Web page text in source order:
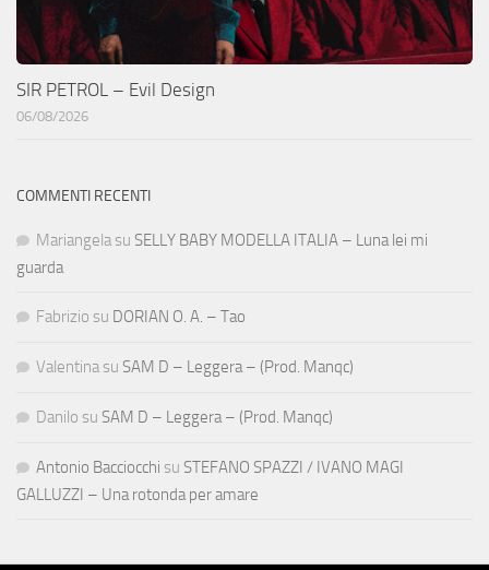
SIR PETROL – Evil Design
06/08/2026
COMMENTI RECENTI
Mariangela su SELLY BABY MODELLA ITALIA – Luna lei mi
guarda
Fabrizio su DORIAN O. A. – Tao
Valentina su SAM D – Leggera – (Prod. Manqc)
Danilo su SAM D – Leggera – (Prod. Manqc)
Antonio Bacciocchi su STEFANO SPAZZI / IVANO MAGI
GALLUZZI – Una rotonda per amare